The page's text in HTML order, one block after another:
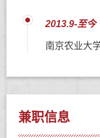
2013.9-至今
南京农业大
兼职信息